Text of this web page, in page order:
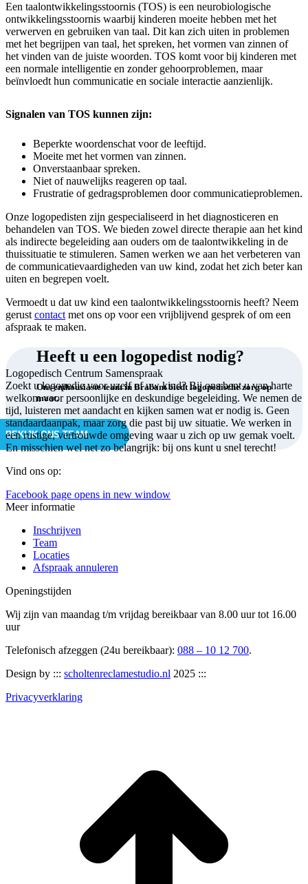
Een taalontwikkelingsstoornis (TOS) is een neurobiologische
ontwikkelingsstoornis waarbij kinderen moeite hebben met het
verwerven en gebruiken van taal. Dit kan zich uiten in problemen
met het begrijpen van taal, het spreken, het vormen van zinnen of
het vinden van de juiste woorden. TOS komt voor bij kinderen met
een normale intelligentie en zonder gehoorproblemen, maar
beïnvloedt hun communicatie en sociale interactie aanzienlijk.
Signalen van TOS kunnen zijn:
Beperkte woordenschat voor de leeftijd.
Moeite met het vormen van zinnen.
Onverstaanbaar spreken.
Niet of nauwelijks reageren op taal.
Frustratie of gedragsproblemen door communicatieproblemen.
Onze logopedisten zijn gespecialiseerd in het diagnosticeren en
behandelen van TOS. We bieden zowel directe therapie aan het kind
als indirecte begeleiding aan ouders om de taalontwikkeling in de
thuissituatie te stimuleren. Samen werken we aan het verbeteren van
de communicatievaardigheden van uw kind, zodat het zich beter kan
uiten en begrepen voelt.
Vermoedt u dat uw kind een taalontwikkelingsstoornis heeft? Neem
gerustcontactmet ons op voor een vrijblijvend gesprek of om een
afspraak te maken.
Heeft u een logopedist nodig?
Ons enthousiaste team in Brabant biedt logopedische zorg op
maat.
BEKIJK ONS TEAM
Logopedisch Centrum Samenspraak
Zoekt u logopedie voor uzelf of uw kind? Bij ons bent u van harte
welkom voor persoonlijke en deskundige begeleiding. We nemen de
tijd, luisteren met aandacht en kijken samen wat er nodig is. Geen
standaardaanpak, maar zorg die past bij uw situatie. We werken in
een rustige, vertrouwde omgeving waar u zich op uw gemak voelt.
En misschien wel net zo belangrijk: bij ons kunt u snel terecht!
Vind ons op:
Facebook page opens in new window
Meer informatie
Inschrijven
Team
Locaties
Afspraak annuleren
Openingstijden
Wij zijn van maandag t/m vrijdag bereikbaar van 8.00 uur tot 16.00
uur
Telefonisch afzeggen (24u bereikbaar): 088 – 10 12 700.
Design by ::: scholtenreclamestudio.nl 2025 :::
Privacyverklaring